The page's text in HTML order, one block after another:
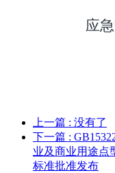
应
上一篇 : 没有了
下一篇 :
业及商业用途点
标准批准发布